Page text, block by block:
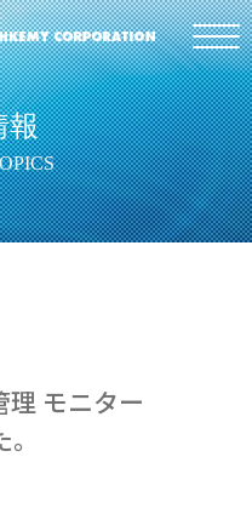
報
モニター